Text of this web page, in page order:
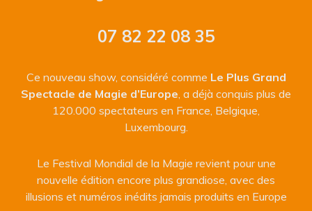
07 82 22 08 35
Ce nouveau show, considéré comme Le Plus Grand
Spectacle de Magie d’Europe, a déjà conquis plus de
120.000 spectateurs en France, Belgique,
Luxembourg.
Le Festival Mondial de la Magie revient pour une
nouvelle édition encore plus grandiose, avec des
illusions et numéros inédits jamais produits en Europe